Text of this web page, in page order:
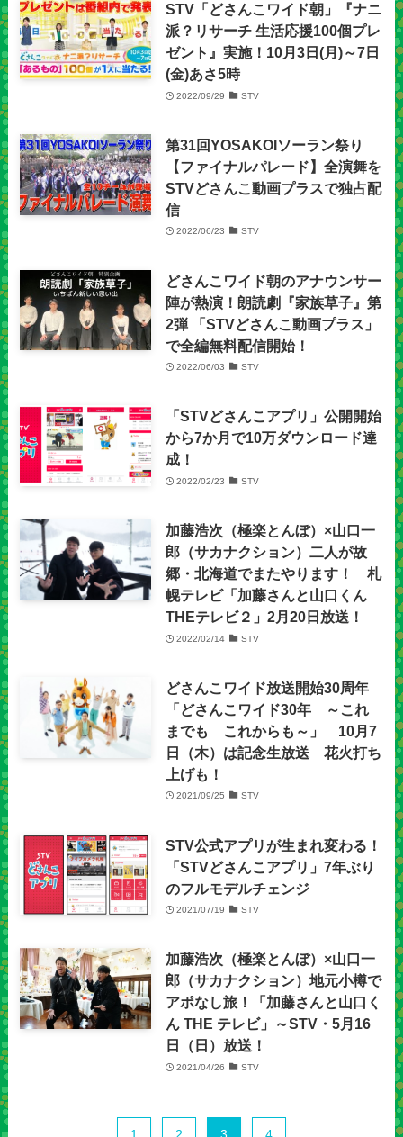
STV「どさんこワイド朝」『ナニ
派？リサーチ 生活応援100個プレ
ゼント』実施！10月3日(月)～7日
(金)あさ5時
2022/09/29 STV
第31回YOSAKOIソーラン祭り
【ファイナルパレード】全演舞を
STVどさんこ動画プラスで独占配
信
2022/06/23 STV
どさんこワイド朝のアナウンサー
陣が熱演！朗読劇『家族草子』第
2弾 「STVどさんこ動画プラス」
で全編無料配信開始！
2022/06/03 STV
「STVどさんこアプリ」公開開始
から7か月で10万ダウンロード達
成！
2022/02/23 STV
加藤浩次（極楽とんぼ）×山口一
郎（サカナクション）二人が故
郷・北海道でまたやります！ 札
幌テレビ「加藤さんと山口くん
THEテレビ２」2月20日放送！
2022/02/14 STV
どさんこワイド放送開始30周年
「どさんこワイド30年 ～これ
までも これからも～」 10月7
日（木）は記念生放送 花火打ち
上げも！
2021/09/25 STV
STV公式アプリが生まれ変わる！
「STVどさんこアプリ」7年ぶり
のフルモデルチェンジ
2021/07/19 STV
加藤浩次（極楽とんぼ）×山口一
郎（サカナクション）地元小樽で
アポなし旅！「加藤さんと山口く
ん THE テレビ」～STV・5月16
日（日）放送！
2021/04/26 STV